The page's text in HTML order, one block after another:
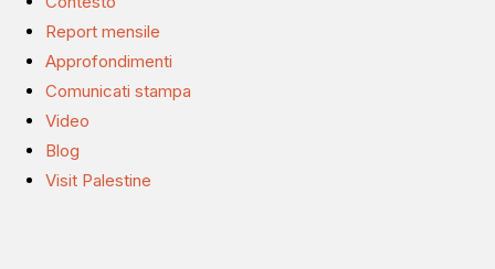
Report mensile
Approfondimenti
Comunicati stampa
Video
Blog
Visit Palestine